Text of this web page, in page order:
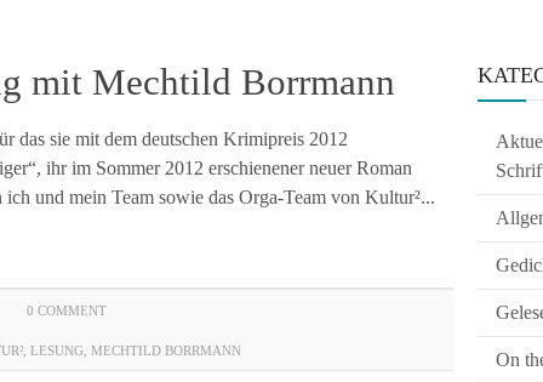
mit Mechtild Borrmann
das sie mit dem deutschen Krimipreis 2012
ihr im Sommer 2012 erschienener neuer Roman
und mein Team sowie das Orga-Team von Kultur²...
0 COMMENT
LESUNG MECHTILD BORRMANN On